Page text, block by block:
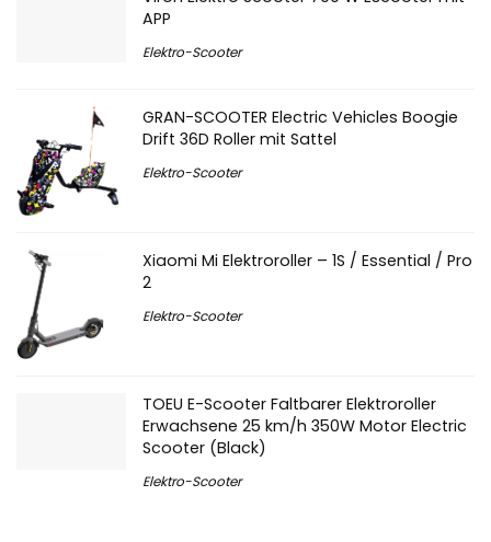
APP
Elektro-Scooter
GRAN-SCOOTER Electric Vehicles Boogie
Drift 36D Roller mit Sattel
Xiaomi Mi Elektroroller – 1S / Essential / Pro
2
TOEU E-Scooter Faltbarer Elektroroller
Erwachsene 25 km/h 350W Motor Electric
Scooter (Black)